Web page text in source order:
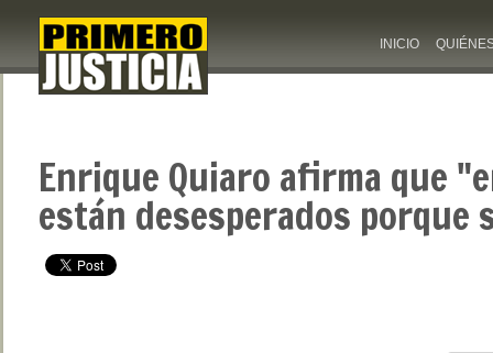
INICIO
Enrique Quiaro afirma que
están desesperados porque